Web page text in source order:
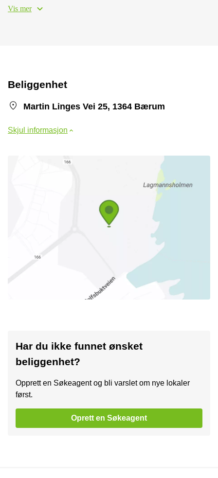
Vis mer
Beliggenhet
Martin Linges Vei 25, 1364 Bærum
Skjul informasjon
Har du ikke funnet ønsket
beliggenhet?
Opprett en Søkeagent og bli varslet om nye lokaler
først.
Oprett en Søkeagent